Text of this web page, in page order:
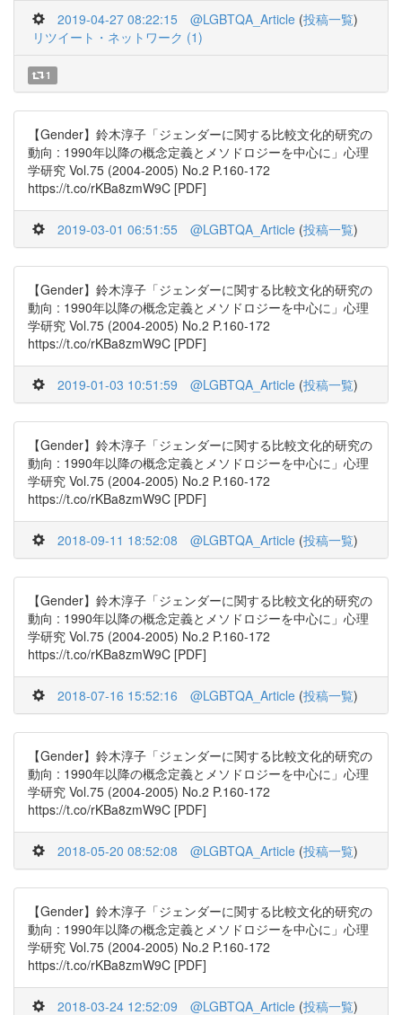
2019-04-27 08:22:15 @LGBTQA_Article (投稿一覧)
リツイート・ネットワーク (1)
1
【Gender】鈴木淳子「ジェンダーに関する比較文化的研究の
動向 : 1990年以降の概念定義とメソドロジーを中心に」心理
学研究 Vol.75 (2004-2005) No.2 P.160-172
https://t.co/rKBa8zmW9C [PDF]
2019-03-01 06:51:55 @LGBTQA_Article (投稿一覧)
【Gender】鈴木淳子「ジェンダーに関する比較文化的研究の
動向 : 1990年以降の概念定義とメソドロジーを中心に」心理
学研究 Vol.75 (2004-2005) No.2 P.160-172
https://t.co/rKBa8zmW9C [PDF]
2019-01-03 10:51:59 @LGBTQA_Article (投稿一覧)
【Gender】鈴木淳子「ジェンダーに関する比較文化的研究の
動向 : 1990年以降の概念定義とメソドロジーを中心に」心理
学研究 Vol.75 (2004-2005) No.2 P.160-172
https://t.co/rKBa8zmW9C [PDF]
2018-09-11 18:52:08 @LGBTQA_Article (投稿一覧)
【Gender】鈴木淳子「ジェンダーに関する比較文化的研究の
動向 : 1990年以降の概念定義とメソドロジーを中心に」心理
学研究 Vol.75 (2004-2005) No.2 P.160-172
https://t.co/rKBa8zmW9C [PDF]
2018-07-16 15:52:16 @LGBTQA_Article (投稿一覧)
【Gender】鈴木淳子「ジェンダーに関する比較文化的研究の
動向 : 1990年以降の概念定義とメソドロジーを中心に」心理
学研究 Vol.75 (2004-2005) No.2 P.160-172
https://t.co/rKBa8zmW9C [PDF]
2018-05-20 08:52:08 @LGBTQA_Article (投稿一覧)
【Gender】鈴木淳子「ジェンダーに関する比較文化的研究の
動向 : 1990年以降の概念定義とメソドロジーを中心に」心理
学研究 Vol.75 (2004-2005) No.2 P.160-172
https://t.co/rKBa8zmW9C [PDF]
2018-03-24 12:52:09 @LGBTQA_Article (投稿一覧)